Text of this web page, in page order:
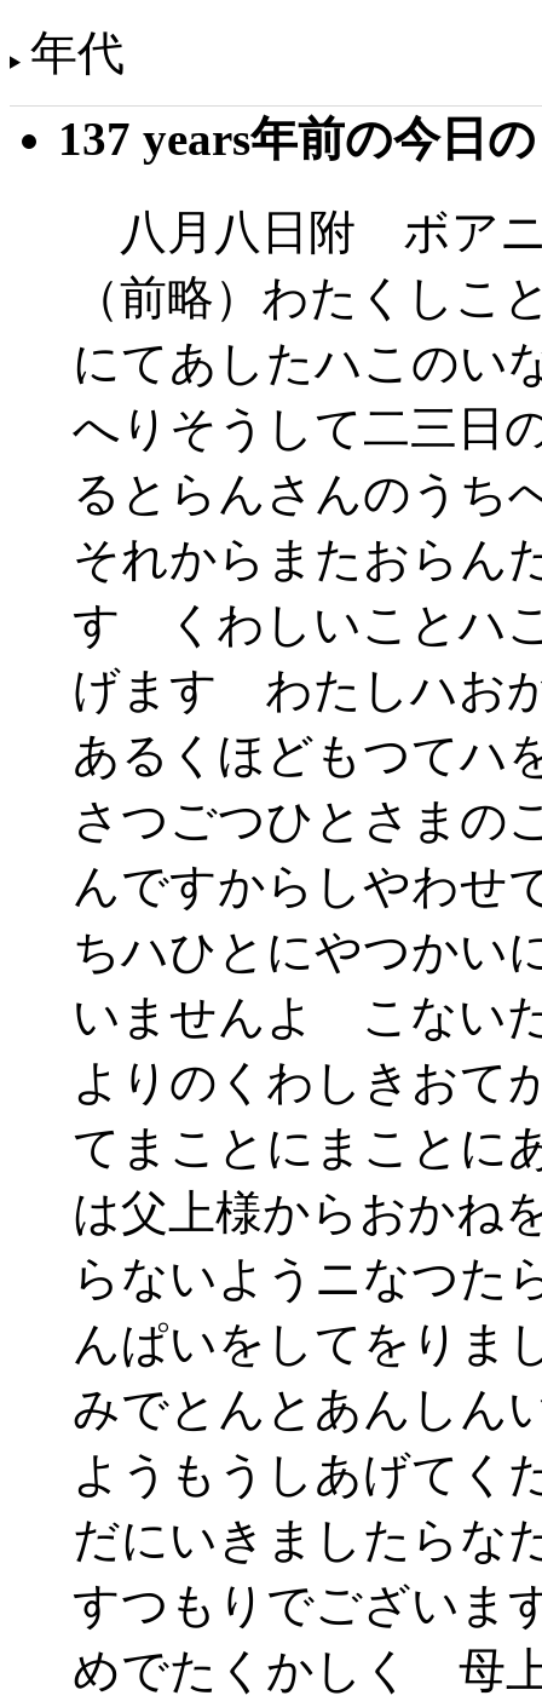
年代
137 years年前の今日
八月八日附 ボア
（前略）わたくしこ
にてあしたハこのい
へりそうして二三日
るとらんさんのう
それからまたおらん
す くわしいことハ
げます わたしハお
あるくほどもつてハ
さつごつひとさまの
んですからしやわ
ちハひとにやつかい
いませんよ こない
よりのくわしきおて
てまことにまこと
は父上様からおかね
らないようニなつた
んぱいをしてをりま
みでとんとあんしん
ようもうしあげて
だにいきましたらな
すつもりでござい
めでたくかしく